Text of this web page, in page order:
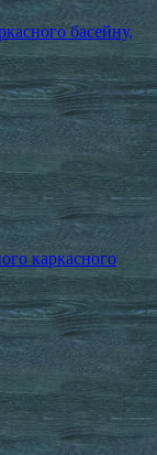
басейну,
каркасного